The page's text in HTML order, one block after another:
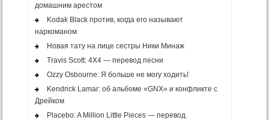
домашним арестом
Kodak Black против, когда его называют
наркоманом
Новая тату на лице сестры Ники Минаж
Travis Scott: 4X4 — перевод песни
Ozzy Osbourne: Я больше не могу ходить!
Kendrick Lamar: об альбоме «GNX» и конфликте с
Дрейком
Placebo: A Million Little Pieces — перевод